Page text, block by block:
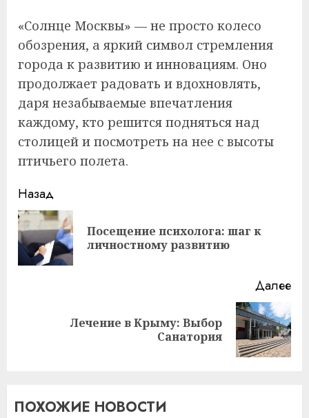
«Солнце Москвы» — не просто колесо
обозрения, а яркий символ стремления
города к развитию и инновациям. Оно
продолжает радовать и вдохновлять,
даря незабываемые впечатления
каждому, кто решится подняться над
столицей и посмотреть на нее с высоты
птичьего полета.
Продолжить
чтение
Назад
Посещение психолога: шаг к
личностному развитию
Далее
СледующаяЛечение в Крыму: Выбор
Санатория
ПОХОЖИЕ НОВОСТИ